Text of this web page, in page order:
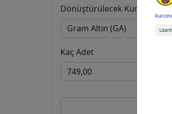
Dönüştürülecek Kur
Kaç Adet